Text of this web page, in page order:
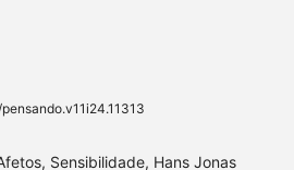
Sensibilidade, Hans Jonas